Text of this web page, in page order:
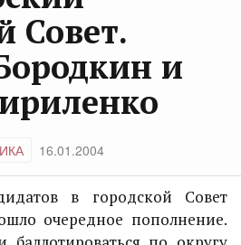
Совет.
и
16.01.2004
в городской Совет
очередное пополнение.